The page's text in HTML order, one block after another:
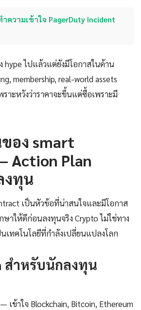
ำความเข้าใจ PagerDuty Incident
hype ไปแล้วแต่ยังมีโอกาสในด้าน
membership, real-world assets
ราะหวังว่าราคาจะขึ้นแต่ซื้อเพราะมี
อง smart
Action Plan
งทุน
เป็นหัวข้อที่น่าสนใจและมีโอกาส
าให้ดีก่อนลงทุนจริง Crypto ไม่ใช่ทาง
เทคโนโลยีที่กำลังเปลี่ยนแปลงโลก
สำหรับนักลงทุน
— เข้าใจ Blockchain, Bitcoin, Ethereum